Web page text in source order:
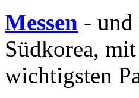
Messen - und
Südkorea,
wichtigsten